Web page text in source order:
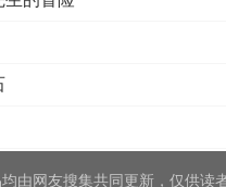
由网友搜集共同更新，仅供读